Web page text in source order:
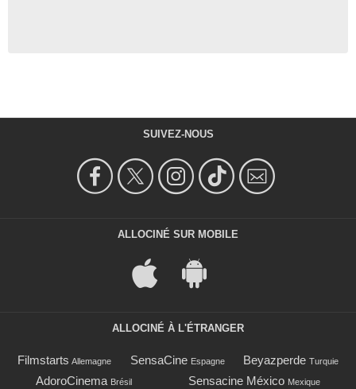
SUIVEZ-NOUS
ALLOCINÉ SUR MOBILE
ALLOCINÉ À L'ÉTRANGER
Filmstarts Allemagne SensaCine Espagne Beyazperde Turquie
AdoroCinema Brésil Sensacine México Mexique